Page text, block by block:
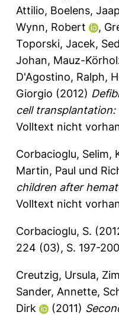
Attilio, Boelens,
Wynn, Robert
,
Toporski, Jacek,
Johan, Mauz-
D'Agostino, Ralph,
Giorgio (2012)
cell
Volltext nicht
Corbacioglu, Selim,
Martin, Paul und
children after
Volltext nicht
Corbacioglu, S.
224 (03), S. 197-
Creutzig, Ursula,
Sander, Annette,
Dirk
(2011)